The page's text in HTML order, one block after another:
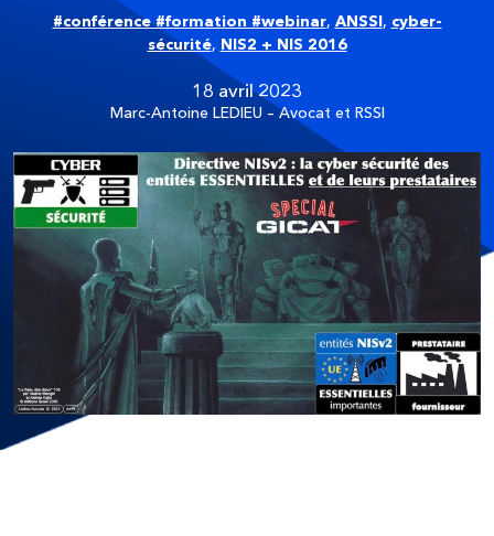
18 avril 2023
Marc-Antoine LEDIEU – Avocat et RSSI
#conférence #formation #webinar, ANSSI, cyber-
sécurité, NIS2 + NIS 2016